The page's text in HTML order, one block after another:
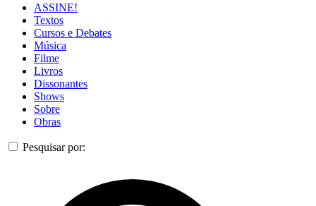
ASSINE!
Textos
Cursos e Debates
Música
Filme
Livros
Dissonantes
Shows
Sobre
Obras
Pesquisar por: